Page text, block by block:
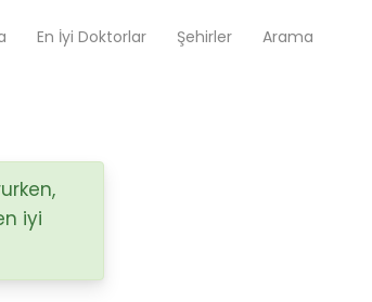
En İyi Doktorlar Şehirler Arama
iyi